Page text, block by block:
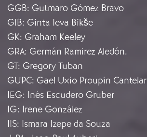
GGB: Gutmaro Gómez Bravo
GIB: Ginta Ieva Bikše
GK: Graham Keeley
GRA: Germán Ramírez Aledón.
GT: Gregory Tuban
GUPC: Gael Uxío Proupín Cantelar
IEG: Inés Escudero Gruber
IG: Irene González
IIS: Ismara Izepe da Souza